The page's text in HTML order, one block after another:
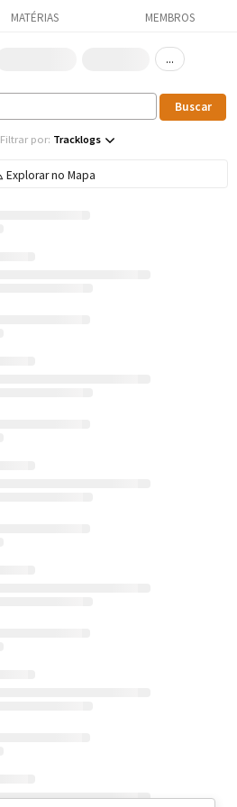
MATÉRIAS MEMBROS
...
Filtrar por: Tracklogs
Explorar no Mapa